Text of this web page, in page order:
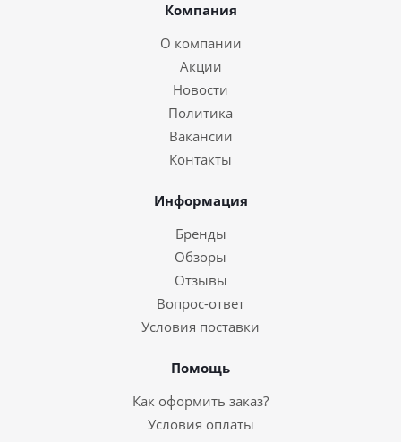
Компания
О компании
Акции
Новости
Политика
Вакансии
Контакты
Информация
Бренды
Обзоры
Отзывы
Вопрос-ответ
Условия поставки
Помощь
Как оформить заказ?
Условия оплаты